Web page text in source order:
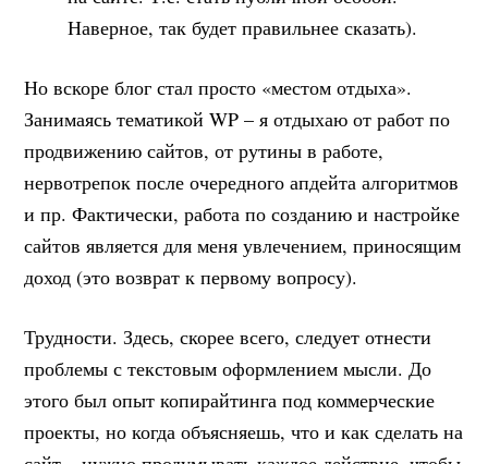
Наверное, так будет правильнее сказать).
Но вскоре блог стал просто «местом отдыха».
Занимаясь тематикой WP – я отдыхаю от работ по
продвижению сайтов, от рутины в работе,
нервотрепок после очередного апдейта алгоритмов
и пр. Фактически, работа по созданию и настройке
сайтов является для меня увлечением, приносящим
доход (это возврат к первому вопросу).
Трудности. Здесь, скорее всего, следует отнести
проблемы с текстовым оформлением мысли. До
этого был опыт копирайтинга под коммерческие
проекты, но когда объясняешь, что и как сделать на